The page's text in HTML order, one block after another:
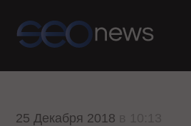
25 Декабря 2018